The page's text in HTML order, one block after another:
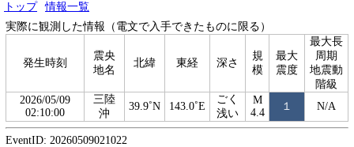
トップ
情報一覧
実際に観測した情報（電文で入手できたものに限る）
発生時刻
震央
地名
北緯 東経 深さ
規
模
最大
震度
最大長
周期
地震動
階級
2026/05/09
02:10:00
三陸
沖
39.9˚N 143.0˚E
ごく
浅い
M
4.4
１ N/A
EventID: 20260509021022